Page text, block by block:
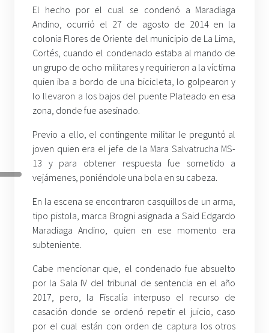
El hecho por el cual se condenó a Maradiaga
Andino, ocurrió el 27 de agosto de 2014 en la
colonia Flores de Oriente del municipio de La Lima,
Cortés, cuando el condenado estaba al mando de
un grupo de ocho militares y requirieron a la víctima
quien iba a bordo de una bicicleta, lo golpearon y
lo llevaron a los bajos del puente Plateado en esa
zona, donde fue asesinado.
Previo a ello, el contingente militar le preguntó al
joven quien era el jefe de la Mara Salvatrucha MS-
13 y para obtener respuesta fue sometido a
vejámenes, poniéndole una bola en su cabeza.
En la escena se encontraron casquillos de un arma,
tipo pistola, marca Brogni asignada a Said Edgardo
Maradiaga Andino, quien en ese momento era
subteniente.
Cabe mencionar que, el condenado fue absuelto
por la Sala IV del tribunal de sentencia en el año
2017, pero, la Fiscalía interpuso el recurso de
casación donde se ordenó repetir el juicio, caso
por el cual están con orden de captura los otros